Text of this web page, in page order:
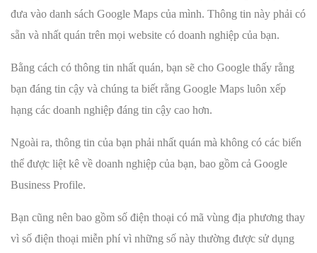
đưa vào danh sách Google Maps của mình. Thông tin này phải có
sẵn và nhất quán trên mọi website có doanh nghiệp của bạn.
Bằng cách có thông tin nhất quán, bạn sẽ cho Google thấy rằng
bạn đáng tin cậy và chúng ta biết rằng Google Maps luôn xếp
hạng các doanh nghiệp đáng tin cậy cao hơn.
Ngoài ra, thông tin của bạn phải nhất quán mà không có các biến
thể được liệt kê về doanh nghiệp của bạn, bao gồm cả Google
Business Profile.
Bạn cũng nên bao gồm số điện thoại có mã vùng địa phương thay
vì số điện thoại miễn phí vì những số này thường được sử dụng